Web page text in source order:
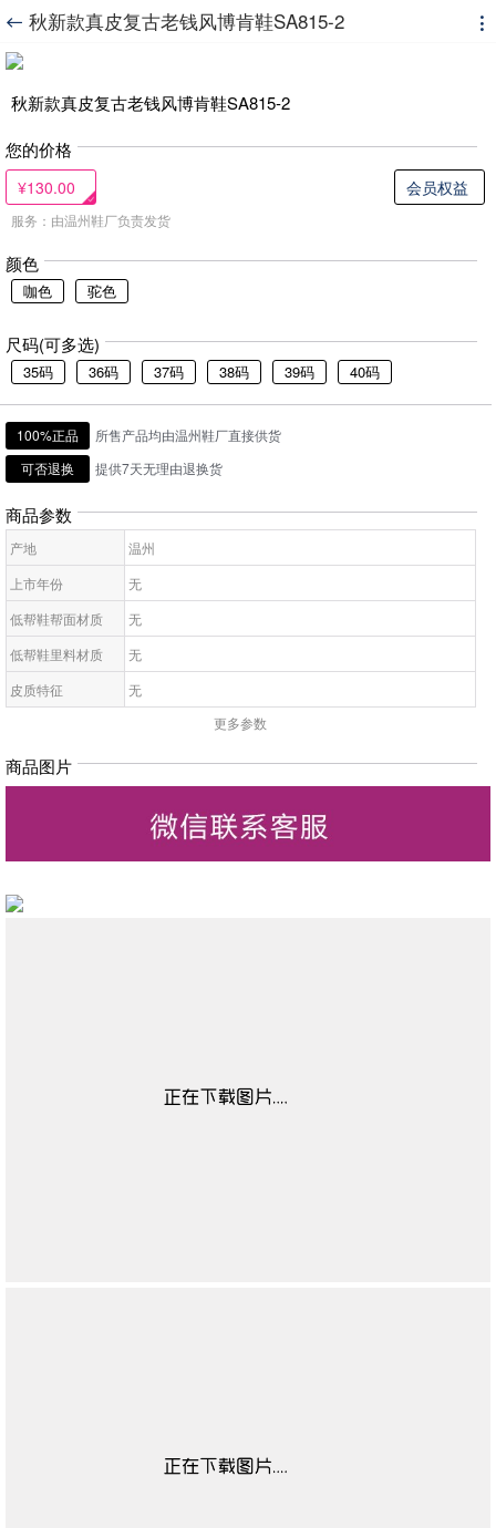
 秋新款真皮复古老钱风博肯鞋SA815-2 
秋新款真皮复古老钱风博肯鞋SA815-2
您的价格
¥130.00 会员权益
服务：由温州鞋厂负责发货
颜色
咖色 驼色
尺码(可多选)
35码 36码 37码 38码 39码 40码
100%正品
所售产品均由温州鞋厂直接供货
可否退换
提供7天无理由退换货
商品参数
产地
温州
上市年份
无
低帮鞋帮面材质
无
低帮鞋里料材质
无
皮质特征
无
低帮鞋开口深度
无
低帮鞋跟款式
无
低帮鞋闭合方式
更多参数
商品图片